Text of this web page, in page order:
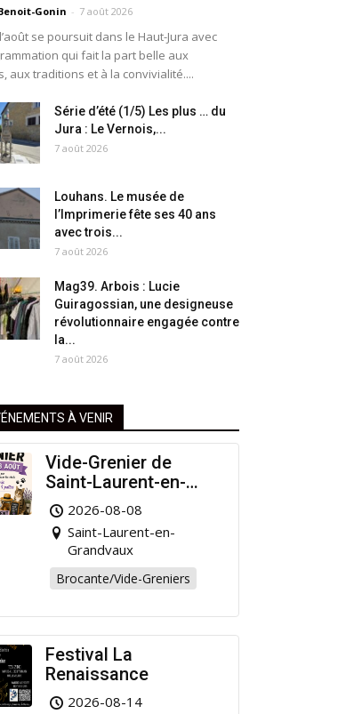
Gonin - 7 août 2026
se poursuit dans le Haut-Jura avec
qui fait la part belle aux
aux traditions et à la convivialité....
Série d’été (1/5) Les plus … du
Jura : Le Vernois,...
7 août 2026
Louhans. Le musée de
l’Imprimerie fête ses 40 ans
avec trois...
7 août 2026
Mag39. Arbois : Lucie
Guiragossian, une designeuse
révolutionnaire engagée contre
la...
7 août 2026
À VENIR
Vide-Grenier de
Saint-Laurent-en-
Grandvaux : Venez
chiner pour la bonne
cause !
2026-08-08
Saint-Laurent-en-
Grandvaux
Brocante/Vide-Greniers
Festival La
Renaissance
2026-08-14